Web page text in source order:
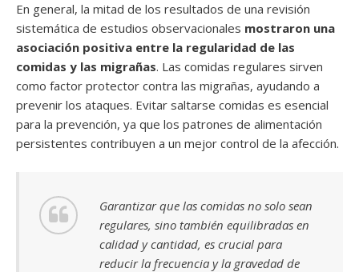
En general, la mitad de los resultados de una revisión
sistemática de estudios observacionales mostraron una
asociación positiva entre la regularidad de las
comidas y las migrañas. Las comidas regulares sirven
como factor protector contra las migrañas, ayudando a
prevenir los ataques. Evitar saltarse comidas es esencial
para la prevención, ya que los patrones de alimentación
persistentes contribuyen a un mejor control de la afección.
Garantizar que las comidas no solo sean
regulares, sino también equilibradas en
calidad y cantidad, es crucial para
reducir la frecuencia y la gravedad de